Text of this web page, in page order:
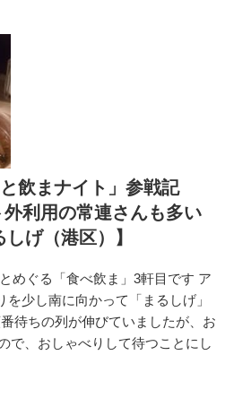
飲まナイト」参戦記
利用の常連さんも多い
げ（港区）】
めぐる「食べ飲ま」3軒目です ア
を少し南に向かって「まるしげ」
待ちの列が伸びていましたが、お
で、おしゃべりして待つことにし